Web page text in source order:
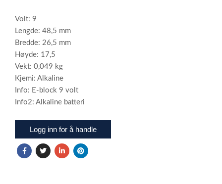
Volt: 9
Lengde: 48,5 mm
Bredde: 26,5 mm
Høyde: 17,5
Vekt: 0,049 kg
Kjemi: Alkaline
Info: E-block 9 volt
Info2: Alkaline batteri
Logg inn for å handle